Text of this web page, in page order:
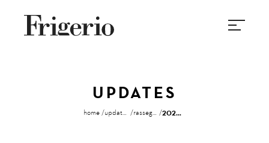
UPDATES
home updates rassegna stampa 2020_01 case e stili italia